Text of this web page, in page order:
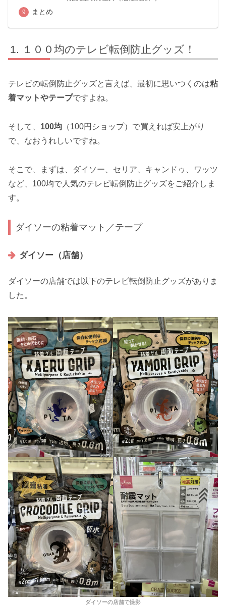
まとめ
１００均のテレビ転倒防止グッズ！
テレビの転倒防止グッズと言えば、最初に思いつくのは粘
着マットやテープですよね。
そして、 100均 （100円ショップ）で買えれば安上がり
で、なおうれしいですね。
そこで、まずは、ダイソー、セリア、キャンドゥ、ワッツ
など、100均で人気のテレビ転倒防止グッズをご紹介しま
す。
ダイソーの粘着マット／テープ
ダイソー（店舗）
ダイソーの店舗では以下のテレビ転倒防止グッズがありま
した。
ダイソーの店舗で撮影